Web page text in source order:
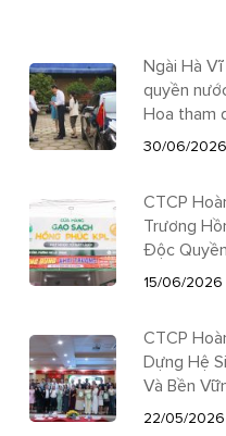
Ngài Hà
quyền
Hoa tham
30/06/2026
CTCP
Trương
Độc
15/06/2026
CTCP
Dựng Hệ
Và Bền
22/05/2026